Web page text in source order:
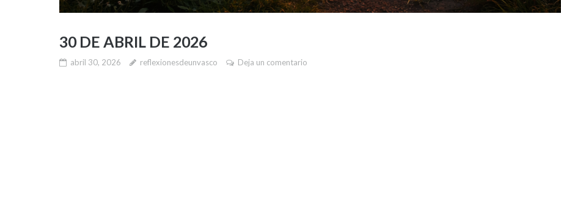
30 DE ABRIL DE 2026
abril 30, 2026 reflexionesdeunvasco Deja un comentario